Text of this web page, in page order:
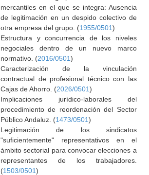
mercantiles en el que se integra: Ausencia
de legitimación en un despido colectivo de
otra empresa del grupo. (1955/0501)
Estructura y concurrencia de los niveles
negociales dentro de un nuevo marco
normativo. (2016/0501)
Caracterización de la vinculación
contractual de profesional técnico con las
Cajas de Ahorro. (2026/0501)
Implicaciones jurídico-laborales del
procedimiento de reordenación del Sector
Público Andaluz. (1473/0501)
Legitimación de los sindicatos
"suficientemente" representativos en el
ámbito sectorial para convocar elecciones a
representantes de los trabajadores.
(1503/0501)